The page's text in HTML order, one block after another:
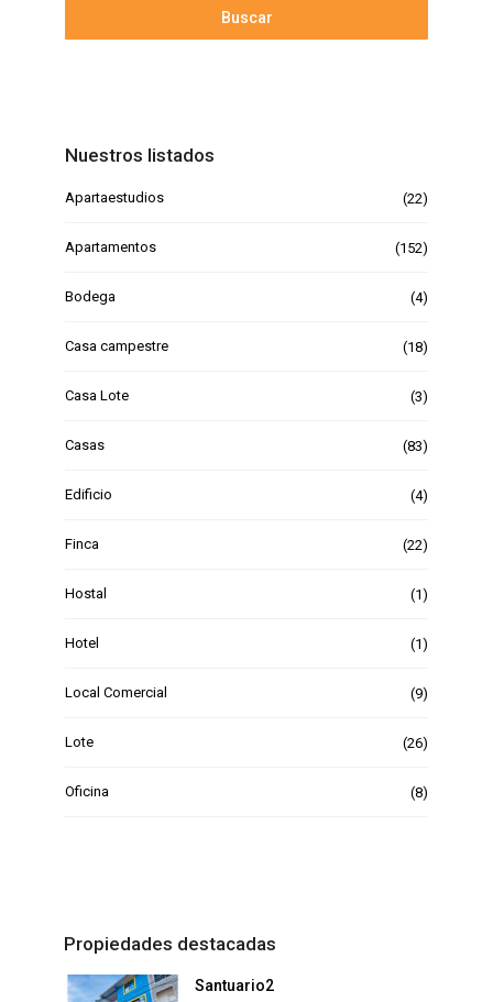
Buscar
Nuestros listados
Apartaestudios (22)
Apartamentos (152)
Bodega (4)
Casa campestre (18)
Casa Lote (3)
Casas (83)
Edificio (4)
Finca (22)
Hostal (1)
Hotel (1)
Local Comercial (9)
Lote (26)
Oficina (8)
Propiedades destacadas
Santuario2